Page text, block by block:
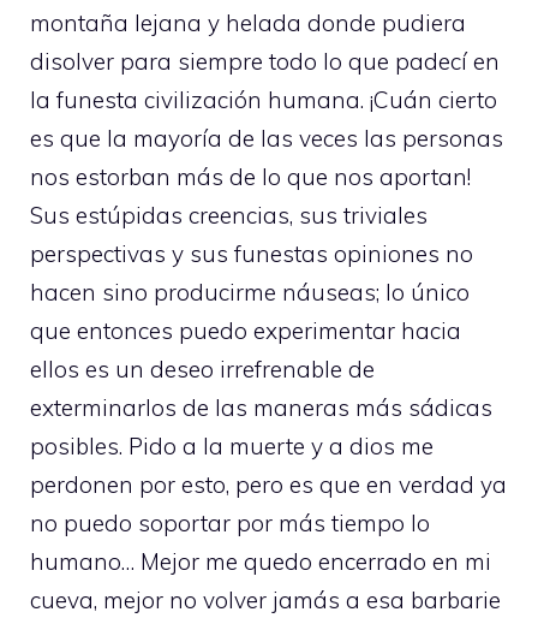
montaña lejana y helada donde pudiera
disolver para siempre todo lo que padecí en
la funesta civilización humana. ¡Cuán cierto
es que la mayoría de las veces las personas
nos estorban más de lo que nos aportan!
Sus estúpidas creencias, sus triviales
perspectivas y sus funestas opiniones no
hacen sino producirme náuseas; lo único
que entonces puedo experimentar hacia
ellos es un deseo irrefrenable de
exterminarlos de las maneras más sádicas
posibles. Pido a la muerte y a dios me
perdonen por esto, pero es que en verdad ya
no puedo soportar por más tiempo lo
humano… Mejor me quedo encerrado en mi
cueva, mejor no volver jamás a esa barbarie